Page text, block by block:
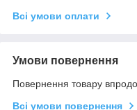
Всі умови оплати
Умови повернення
Повернення товару
Всі умови повернення